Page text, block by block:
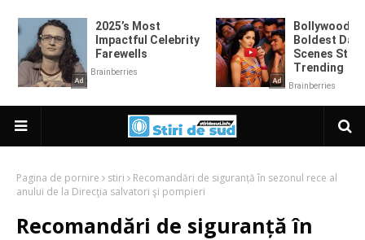
Pagina de pornire stiri
Recomandări de siguranță în sezonul rece al
anului de la Direcţia salvatori şi pompieri
Recomandări de siguranță în